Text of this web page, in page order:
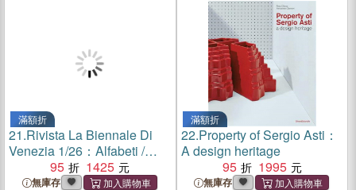
滿額折
21.Rivista La Biennale Di
Venezia 1/26：Alfabeti /
Alphabets
95 1425
無庫存
滿額折
22.Property of Sergio Asti：
A design heritage
95
1995
無庫存